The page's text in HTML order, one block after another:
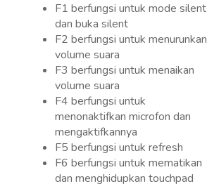
F1 berfungsi untuk mode silent
dan buka silent
F2 berfungsi untuk menurunkan
volume suara
F3 berfungsi untuk menaikan
volume suara
F4 berfungsi untuk
menonaktifkan microfon dan
mengaktifkannya
F5 berfungsi untuk refresh
F6 berfungsi untuk mematikan
dan menghidupkan touchpad